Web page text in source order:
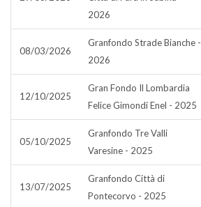
2026
08/03/2026
Granfondo Strade Bianche -
2026
12/10/2025
Gran Fondo Il Lombardia
Felice Gimondi Enel - 2025
05/10/2025
Granfondo Tre Valli
Varesine - 2025
13/07/2025
Granfondo Città di
Pontecorvo - 2025